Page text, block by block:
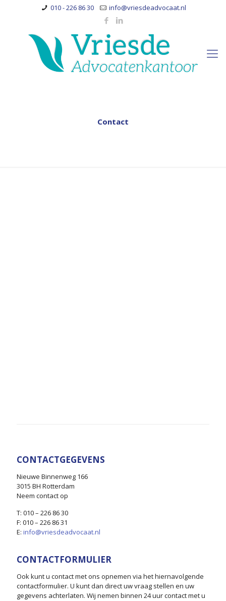
010 - 226 86 30 info@vriesdeadvocaat.nl
Contact
CONTACTGEGEVENS
Nieuwe Binnenweg 166
3015 BH Rotterdam
Neem contact op
T: 010 – 226 86 30
F: 010 – 226 86 31
E: info@vriesdeadvocaat.nl
CONTACTFORMULIER
Ook kunt u contact met ons opnemen via het hiernavolgende
contactformulier. U kunt dan direct uw vraag stellen en uw
gegevens achterlaten. Wij nemen binnen 24 uur contact met u